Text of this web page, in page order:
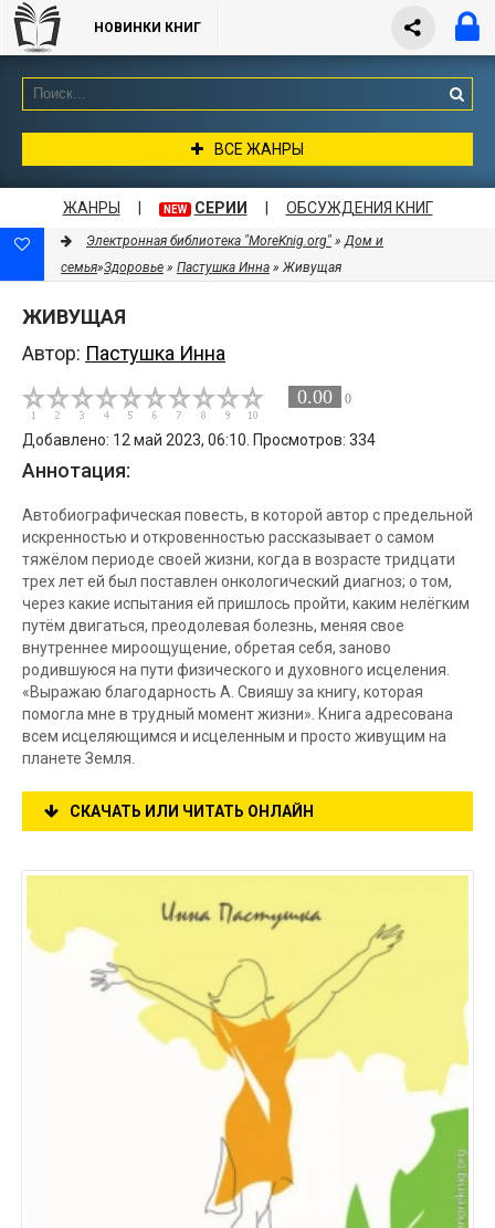
НОВИНКИ КНИГ
ВСЕ ЖАНРЫ
ЖАНРЫ NEW СЕРИИ ОБСУЖДЕНИЯ КНИГ
Электронная библиотека "MoreKnig.org" »Дом и
семья»Здоровье » Пастушка Инна » Живущая
ЖИВУЩАЯ
Автор: Пастушка Инна
0.00 0
Добавлено: 12 май 2023, 06:10. Просмотров: 334
Аннотация:
Автобиографическая повесть, в которой автор с предельной
искренностью и откровенностью рассказывает о самом
тяжёлом периоде своей жизни, когда в возрасте тридцати
трех лет ей был поставлен онкологический диагноз; о том,
через какие испытания ей пришлось пройти, каким нелёгким
путём двигаться, преодолевая болезнь, меняя свое
внутреннее мироощущение, обретая себя, заново
родившуюся на пути физического и духовного исцеления.
«Выражаю благодарность А. Свияшу за книгу, которая
помогла мне в трудный момент жизни». Книга адресована
всем исцеляющимся и исцеленным и просто живущим на
планете Земля.
СКАЧАТЬ ИЛИ ЧИТАТЬ ОНЛАЙН